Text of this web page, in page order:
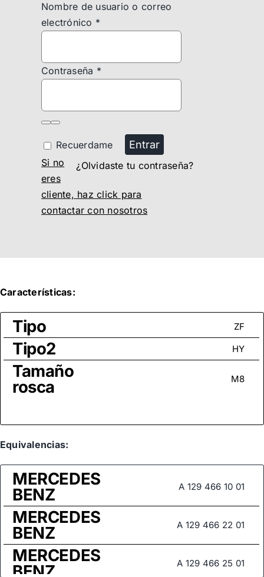
Nombre de usuario o correo
electrónico *
Contraseña *
Recuerdame Entrar
¿Olvidaste tu contraseña?
Si no
eres
cliente, haz click para
contactar con nosotros
Características:
Tipo ZF
Tipo2 HY
Tamaño
rosca M8
Equivalencias:
MERCEDES
BENZ A 129 466 10 01
MERCEDES
BENZ A 129 466 22 01
MERCEDES
BENZ A 129 466 25 01